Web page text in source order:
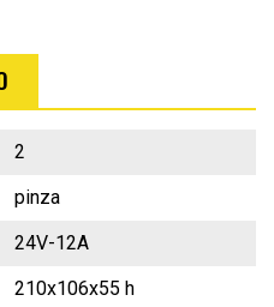
2
pinza
24V-12A
210x106x55 h